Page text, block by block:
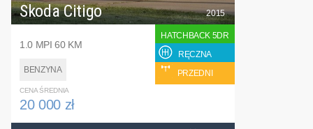
Skoda Citigo
1.0 MPI 60 KM
BENZYNA
2015
HATCHBACK 5DR
RĘCZNA
PRZEDNI
CENA ŚREDNIA
20 000 zł